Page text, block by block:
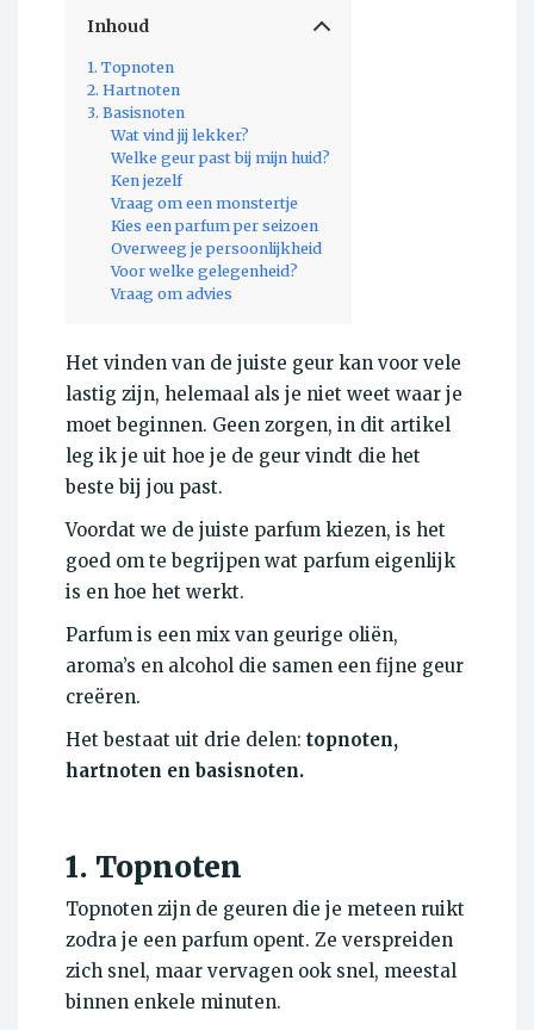
Inhoud
1. Topnoten
2. Hartnoten
3. Basisnoten
Wat vind jij lekker?
Welke geur past bij mijn huid?
Ken jezelf
Vraag om een monstertje
Kies een parfum per seizoen
Overweeg je persoonlijkheid
Voor welke gelegenheid?
Vraag om advies
Het vinden van de juiste geur kan voor vele
lastig zijn, helemaal als je niet weet waar je
moet beginnen. Geen zorgen, in dit artikel
leg ik je uit hoe je de geur vindt die het
beste bij jou past.
Voordat we de juiste parfum kiezen, is het
goed om te begrijpen wat parfum eigenlijk
is en hoe het werkt.
Parfum is een mix van geurige oliën,
aroma’s en alcohol die samen een fijne geur
creëren.
Het bestaat uit drie delen: topnoten,
hartnoten en basisnoten.
1. Topnoten
Topnoten zijn de geuren die je meteen ruikt
zodra je een parfum opent. Ze verspreiden
zich snel, maar vervagen ook snel, meestal
binnen enkele minuten.